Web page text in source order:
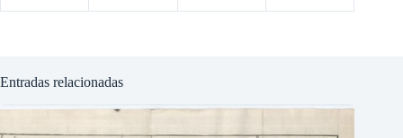
Entradas relacionadas